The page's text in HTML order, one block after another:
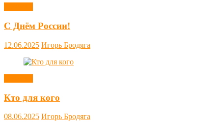
С Днём России!
12.06.2025 Игорь Бродяга
Кто для кого
08.06.2025 Игорь Бродяга